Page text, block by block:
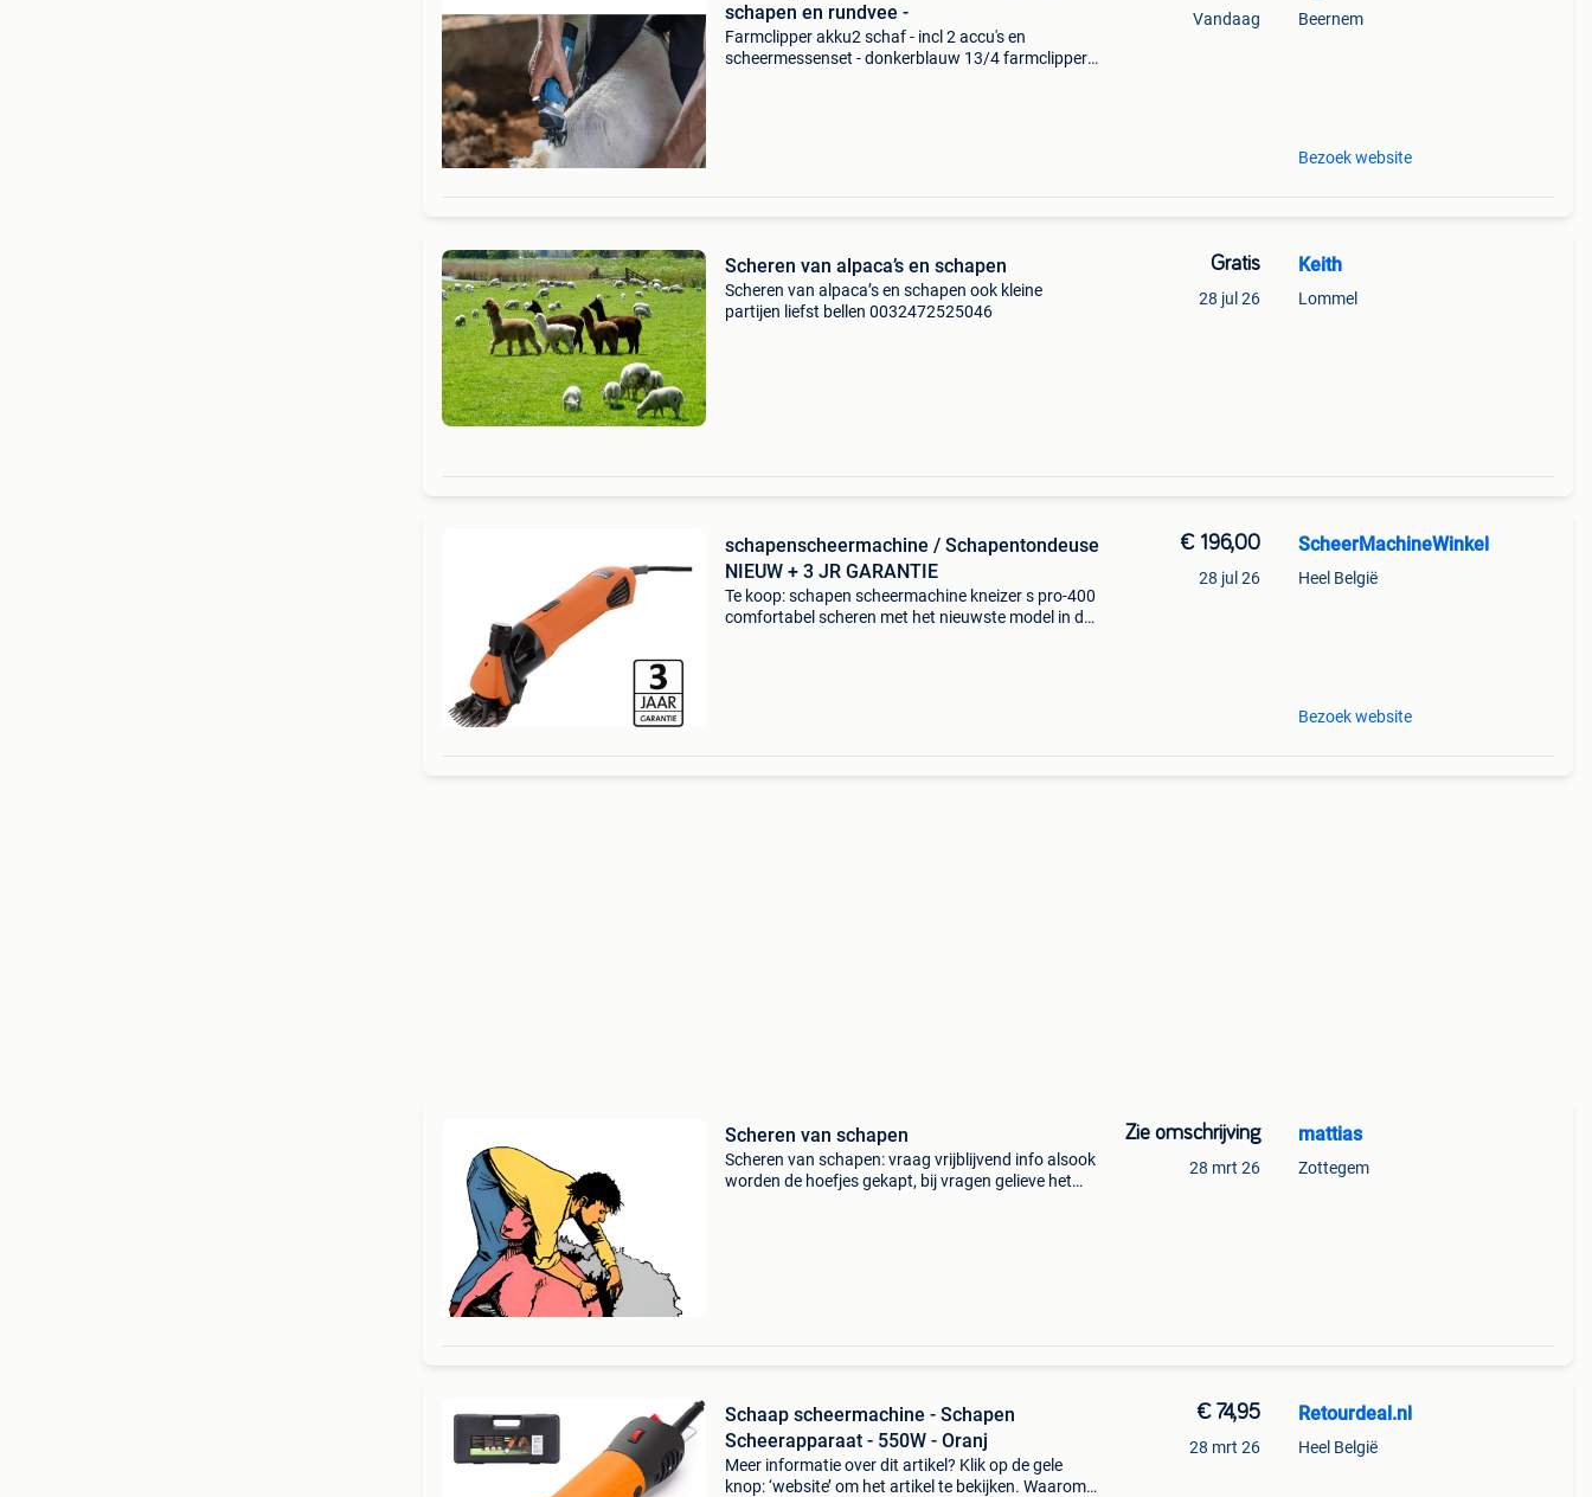
schapen en rundvee -
Farmclipper akku2 schaf - incl 2 accu's en
scheermessenset - donkerblauw 13/4 farmclipper
Vandaag Beernem
Bezoek website
Scheren van alpaca’s en schapen
Scheren van alpaca’s en schapen ook kleine
partijen liefst bellen 0032472525046
Gratis
28 jul 26
Keith
Lommel
schapenscheermachine / Schapentondeuse
NIEUW + 3 JR GARANTIE
Te koop: schapen scheermachine kneizer s pro-400
comfortabel scheren met het nieuwste model in de
€ 196,00
28 jul 26
ScheerMachineWinkel
Heel België
Bezoek website
Scheren van schapen
Scheren van schapen: vraag vrijblijvend info alsook
worden de hoefjes gekapt, bij vragen gelieve het
Zie omschrijving
28 mrt 26
mattias
Zottegem
Schaap scheermachine - Schapen
Scheerapparaat - 550W - Oranj
Meer informatie over dit artikel? Klik op de gele
knop: ‘website’ om het artikel te bekijken. Waarom
€ 74,95
28 mrt 26
Retourdeal.nl
Heel België